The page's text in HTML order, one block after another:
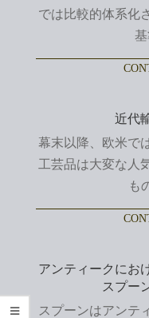
では比較的体系化
近代
幕末以降、欧米で
工芸品は大変な人
も
アンティークにお
スプー
スプーンはアンテ